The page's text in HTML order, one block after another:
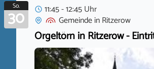
So.
30
11:45 - 12:45 Uhr
GemeindeinRitzerow
Orgeltörn in Ritzerow -